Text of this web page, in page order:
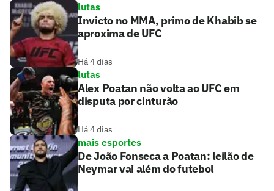
lutas
Invicto no MMA, primo de Khabib se
aproxima de UFC
Há 4 dias
lutas
Alex Poatan não volta ao UFC em
disputa por cinturão
Há 4 dias
mais esportes
De João Fonseca a Poatan: leilão de
Neymar vai além do futebol